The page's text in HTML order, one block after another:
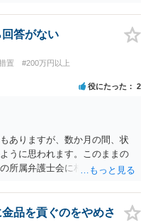
でない。」と判示した。。 投
られることになります。
答がない
置
#200万円以上
役にたった 2
ありますが、数か月の間、状
うに思われます。このままの
所属弁護士会に相談してみる
品を貢ぐのをやめさ